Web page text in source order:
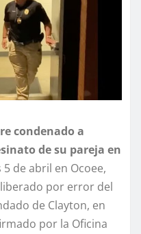
condenado a
de su pareja en
de abril en Ocoee,
por error del
de Clayton, en
por la Oficina